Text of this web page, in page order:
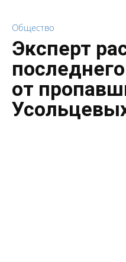
Общество
Эксперт
от